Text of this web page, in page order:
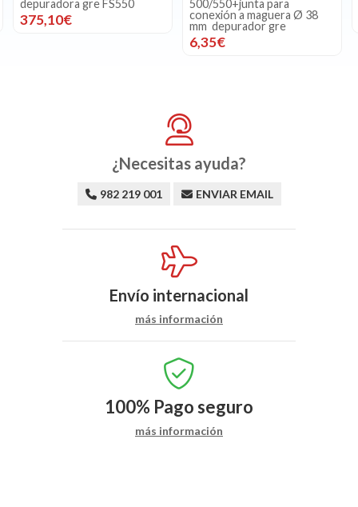
depuradora gre FS550
375,10€
500/550+junta para
conexión a maguera Ø 38
mm depurador gre
6,35€
¿Necesitas ayuda?
982 219 001 ENVIAR EMAIL
Envío internacional
más información
100% Pago seguro
más información